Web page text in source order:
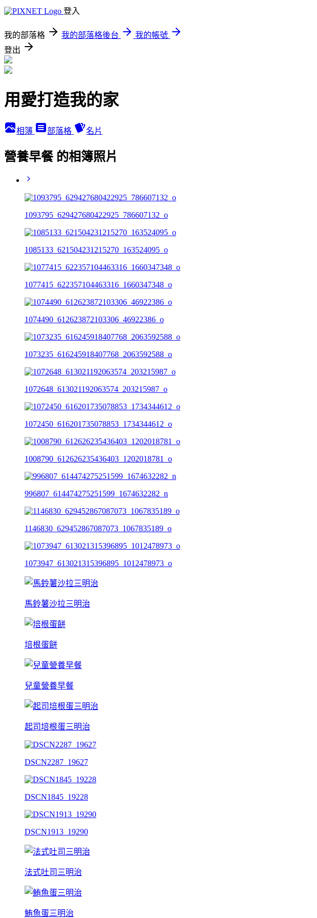
登入
我的部落格 我的部落格後台
我的帳號
登出
用愛打造我的家
相簿 部落格 名片
營養早餐 的相簿照片
1093795_629427680422925_786607132_o
1085133_621504231215270_163524095_o
1077415_622357104463316_1660347348_o
1074490_612623872103306_46922386_o
1073235_616245918407768_2063592588_o
1072648_613021192063574_203215987_o
1072450_616201735078853_1734344612_o
1008790_612626235436403_1202018781_o
996807_614474275251599_1674632282_n
1146830_629452867087073_1067835189_o
1073947_613021315396895_1012478973_o
馬鈴薯沙拉三明治
培根蛋餅
兒童營養早餐
起司培根蛋三明治
DSCN2287_19627
DSCN1845_19228
DSCN1913_19290
法式吐司三明治
鮪魚蛋三明治